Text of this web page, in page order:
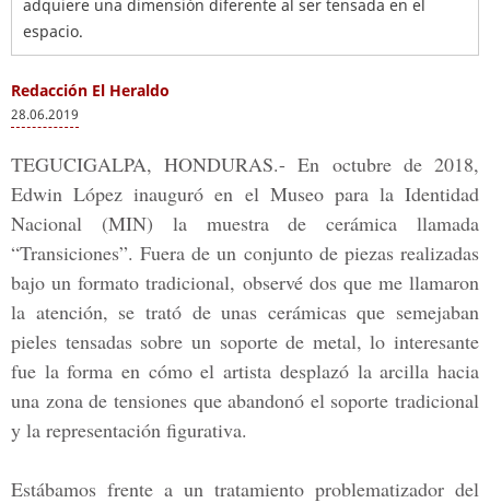
adquiere una dimensión diferente al ser tensada en el
espacio.
Redacción El Heraldo
28.06.2019
TEGUCIGALPA, HONDURAS.- En octubre de 2018,
Edwin López inauguró en el Museo para la Identidad
Nacional (MIN) la muestra de cerámica llamada
“Transiciones”. Fuera de un conjunto de piezas realizadas
bajo un formato tradicional, observé dos que me llamaron
la atención, se trató de unas cerámicas que semejaban
pieles tensadas sobre un soporte de metal, lo interesante
fue la forma en cómo el artista desplazó la arcilla hacia
una zona de tensiones que abandonó el soporte tradicional
y la representación figurativa.
Estábamos frente a un tratamiento problematizador del